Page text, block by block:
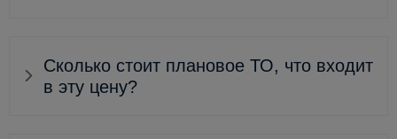
Сколько стоит плановое ТО, что входит
в эту цену?